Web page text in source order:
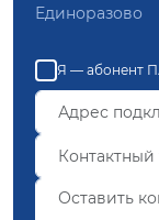
Единоразово
Я — абонент